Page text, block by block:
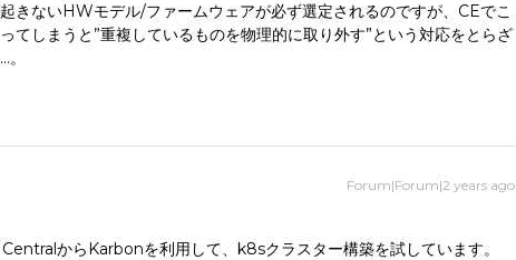
きないHWモデル/ファームウェアが必ず選定されるのですが、CEでこ
てしまうと”重複しているものを物理的に取り外す”という対応をとらざ
Forum|Forum|2 years ago
からKarbonを利用して、k8sクラスター構築を試しています。